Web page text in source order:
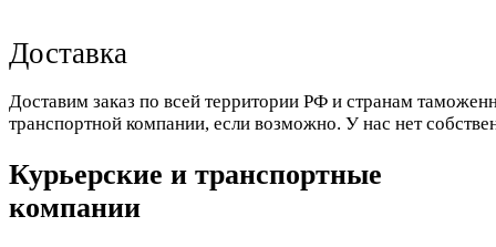
Доставка
Доставим заказ по всей территории РФ и странам
транспортной компании, если возможно. У нас нет
Курьерские и транспортные
компании